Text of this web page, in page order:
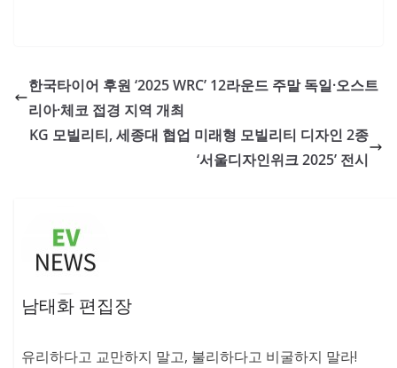
한국타이어 후원 ‘2025 WRC’ 12라운드 주말 독일·오스트
리아·체코 접경 지역 개최
KG 모빌리티, 세종대 협업 미래형 모빌리티 디자인 2종
‘서울디자인위크 2025’ 전시
남태화 편집장
유리하다고 교만하지 말고, 불리하다고 비굴하지 말라!